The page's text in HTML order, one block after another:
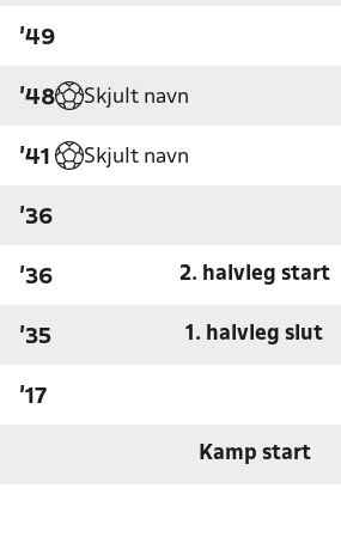
'49
'48 Skjult navn
'41 Skjult navn
'36
'36 2. halvleg start
'35 1. halvleg slut
'17
Kamp start